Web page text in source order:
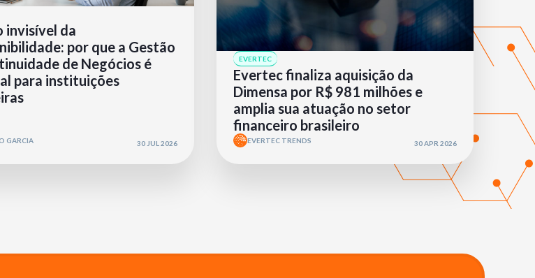
invisível da
por que a Gestão
de Negócios é
para instituições
GARCIA 30 JUL 2026
EVERTEC
Evertec finaliza aquisição da
Dimensa por R$ 981 milhões e
amplia sua atuação no setor
financeiro brasileiro
EVERTEC TRENDS 30 APR 2026